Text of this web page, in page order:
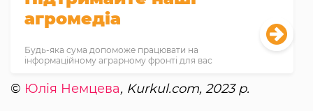
агромедіа
Будь-яка сума допоможе працювати на
інформаційному аграрному фронті для вас
© Юлія Немцева, Kurkul.com, 2023 р.